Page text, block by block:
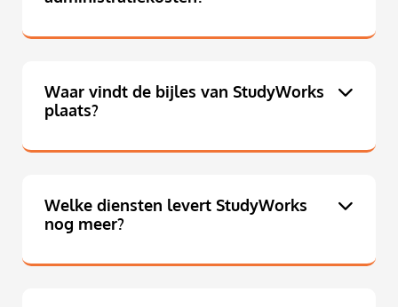
Waar vindt de bijles van StudyWorks
plaats?
Welke diensten levert StudyWorks
nog meer?